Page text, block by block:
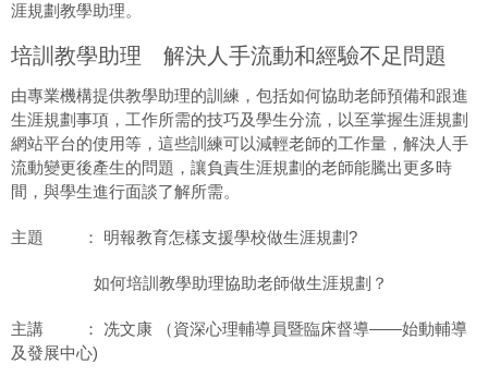
涯規劃教學助理。
培訓教學助理 解決人手流動和經驗不足問題
由專業機構提供教學助理的訓練，包括如何協助老師預備和跟進
生涯規劃事項，工作所需的技巧及學生分流，以至掌握生涯規劃
網站平台的使用等，這些訓練可以減輕老師的工作量，解決人手
流動變更後產生的問題，讓負責生涯規劃的老師能騰出更多時
間，與學生進行面談了解所需。
主題 ： 明報教育怎樣支援學校做生涯規劃?
如何培訓教學助理協助老師做生涯規劃？
主講 ： 冼文康 （資深心理輔導員暨臨床督導——始動輔導
及發展中心)